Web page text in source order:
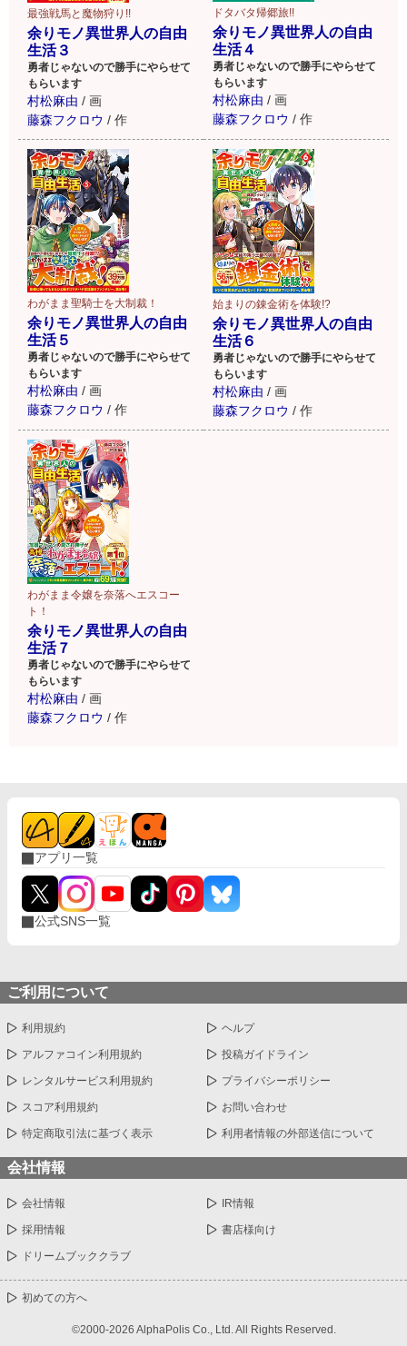
最強戦馬と魔物狩り!!
余りモノ異世界人の自由
生活３
勇者じゃないので勝手にやらせて
もらいます
村松麻由 / 画
藤森フクロウ / 作
ドタバタ帰郷旅!!
余りモノ異世界人の自由
生活４
勇者じゃないので勝手にやらせて
もらいます
村松麻由 / 画
藤森フクロウ / 作
わがまま聖騎士を大制裁！
余りモノ異世界人の自由
生活５
勇者じゃないので勝手にやらせて
もらいます
村松麻由 / 画
藤森フクロウ / 作
始まりの錬金術を体験!?
余りモノ異世界人の自由
生活６
勇者じゃないので勝手にやらせて
もらいます
村松麻由 / 画
藤森フクロウ / 作
わがまま令嬢を奈落へエスコー
ト！
余りモノ異世界人の自由
生活７
勇者じゃないので勝手にやらせて
もらいます
村松麻由 / 画
藤森フクロウ / 作
アプリ一覧
公式SNS一覧
ご利用について
利用規約 ヘルプ
アルファコイン利用規約 投稿ガイドライン
レンタルサービス利用規約 プライバシーポリシー
スコア利用規約 お問い合わせ
特定商取引法に基づく表示 利用者情報の外部送信について
会社情報
会社情報 IR情報
採用情報 書店様向け
ドリームブッククラブ
初めての方へ
©2000-2026 AlphaPolis Co., Ltd. All Rights Reserved.